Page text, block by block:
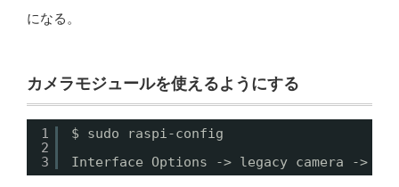
になる。
カメラモジュールを使えるようにする
1
2
3
$ sudo raspi-config
Interface Options -> legacy camera ->